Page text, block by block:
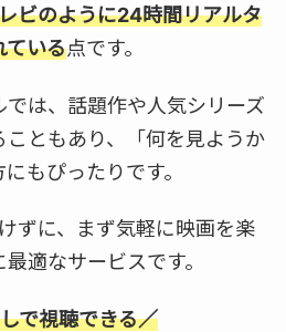
ビのように24時間リアルタ
ている点です。
は、話題作や人気シリーズ
ともあり、「何を見ようか
もぴったりです。
ずに、まず気軽に映画を楽
適なサービスです。
で視聴できる／